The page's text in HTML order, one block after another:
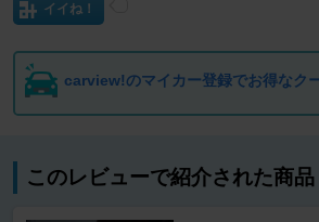
イイね！
carview!のマイカー登録でお得なク
このレビューで紹介された商品